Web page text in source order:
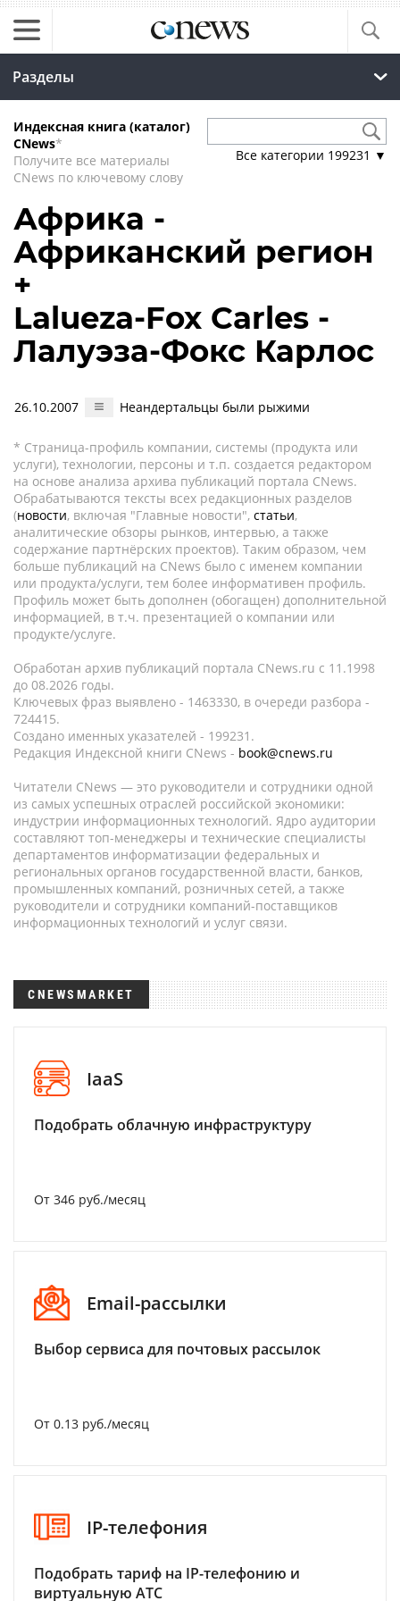
Разделы
Индексная книга (каталог)
CNews*
Получите все материалы
CNews по ключевому слову
Все категории 199231 ▼
Африка -
Африканский регион
+
Lalueza-Fox Carles -
Лалуэза-Фокс Карлос
26.10.2007 Неандертальцы были рыжими
* Страница-профиль компании, системы (продукта или
услуги), технологии, персоны и т.п. создается редактором
на основе анализа архива публикаций портала CNews.
Обрабатываются тексты всех редакционных разделов
(новости, включая "Главные новости", статьи,
аналитические обзоры рынков, интервью, а также
содержание партнёрских проектов). Таким образом, чем
больше публикаций на CNews было с именем компании
или продукта/услуги, тем более информативен профиль.
Профиль может быть дополнен (обогащен) дополнительной
информацией, в т.ч. презентацией о компании или
продукте/услуге.
Обработан архив публикаций портала CNews.ru c 11.1998
до 08.2026 годы.
Ключевых фраз выявлено - 1463330, в очереди разбора -
724415.
Создано именных указателей - 199231.
Редакция Индексной книги CNews - book@cnews.ru
Читатели CNews — это руководители и сотрудники одной
из самых успешных отраслей российской экономики:
индустрии информационных технологий. Ядро аудитории
составляют топ-менеджеры и технические специалисты
департаментов информатизации федеральных и
региональных органов государственной власти, банков,
промышленных компаний, розничных сетей, а также
руководители и сотрудники компаний-поставщиков
информационных технологий и услуг связи.
CNEWSMARKET
IaaS
Подобрать облачную инфраструктуру
От 346 руб./месяц
Email-рассылки
Выбор сервиса для почтовых рассылок
От 0.13 руб./месяц
IP-телефония
Подобрать тариф на IP-телефонию и
виртуальную АТС